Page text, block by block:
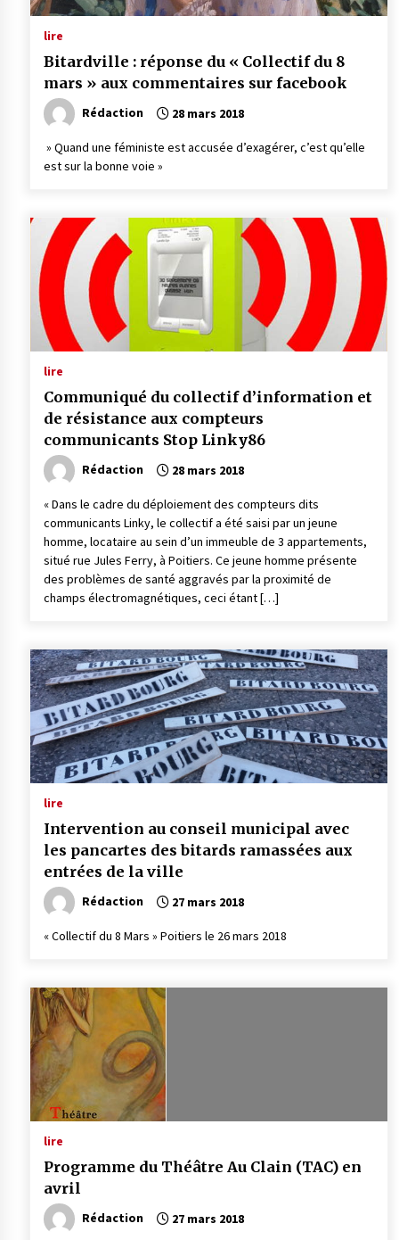
lire
Bitardville : réponse du « Collectif du 8
mars » aux commentaires sur facebook
Rédaction 28 mars 2018
» Quand une féministe est accusée d’exagérer, c’est qu’elle
est sur la bonne voie »
lire
Communiqué du collectif d’information et
de résistance aux compteurs
communicants Stop Linky86
Rédaction 28 mars 2018
« Dans le cadre du déploiement des compteurs dits
communicants Linky, le collectif a été saisi par un jeune
homme, locataire au sein d’un immeuble de 3 appartements,
situé rue Jules Ferry, à Poitiers. Ce jeune homme présente
des problèmes de santé aggravés par la proximité de
champs électromagnétiques, ceci étant […]
lire
Intervention au conseil municipal avec
les pancartes des bitards ramassées aux
entrées de la ville
Rédaction 27 mars 2018
« Collectif du 8 Mars » Poitiers le 26 mars 2018
lire
Programme du Théâtre Au Clain (TAC) en
avril
Rédaction 27 mars 2018